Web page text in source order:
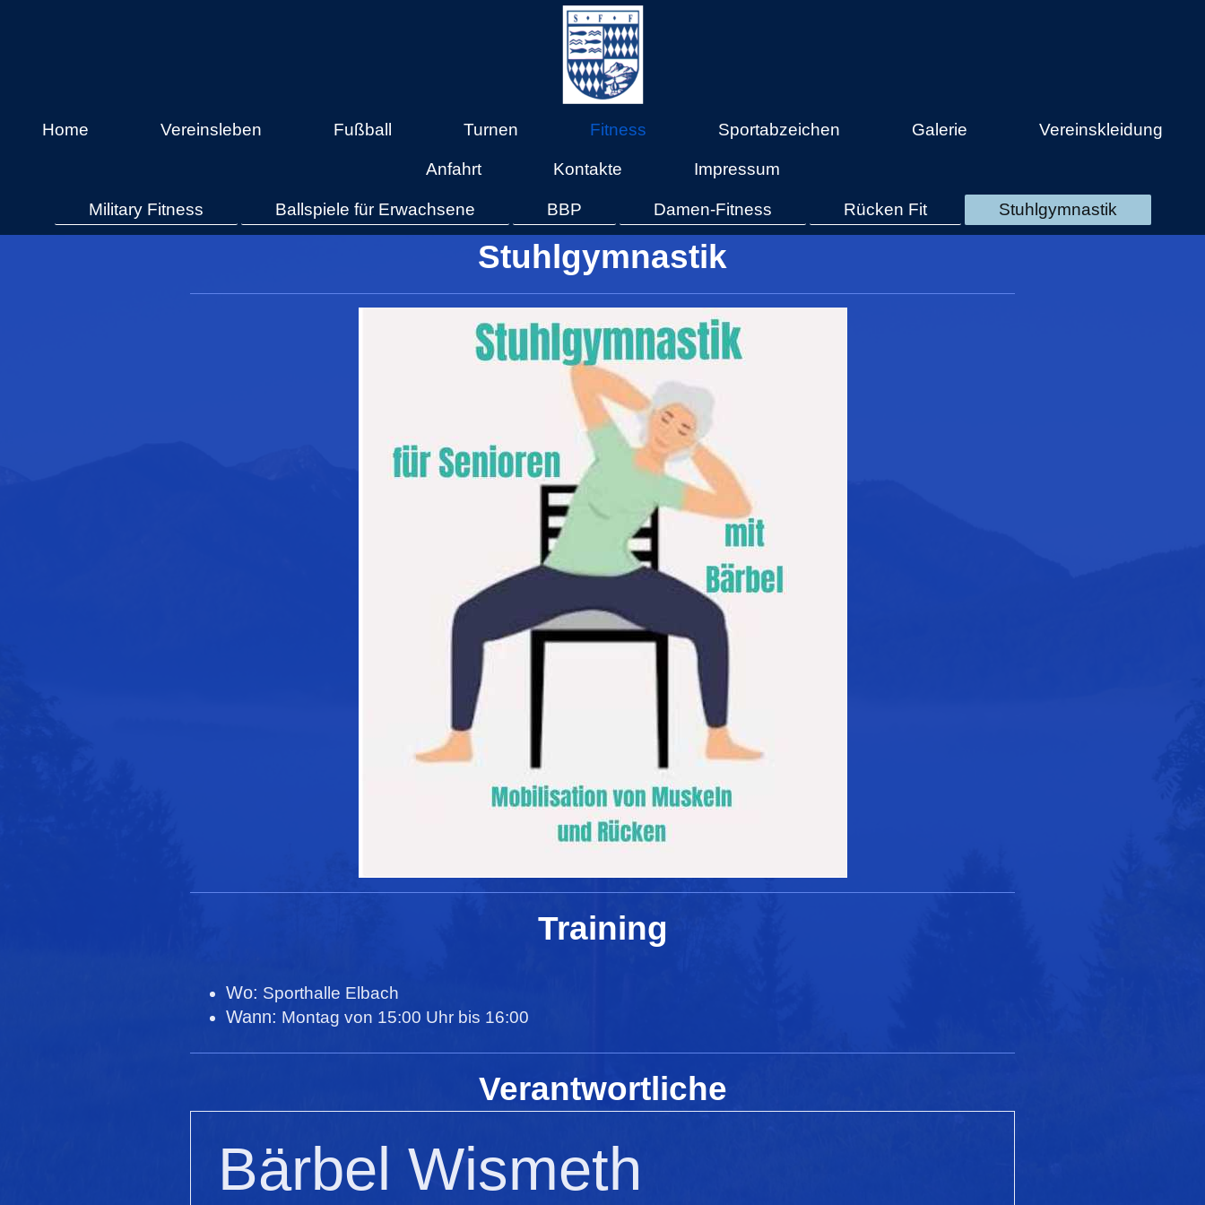
Home Vereinsleben Fußball Turnen Fitness Sportabzeichen Galerie Vereinskleidung
Anfahrt Kontakte Impressum
Military Fitness Ballspiele für Erwachsene BBP Damen-Fitness Rücken Fit Stuhlgymnastik
Stuhlgymnastik
Training
Wo: Sporthalle Elbach
Wann: Montag von 15:00 Uhr bis 16:00
Verantwortliche
Bärbel Wismeth